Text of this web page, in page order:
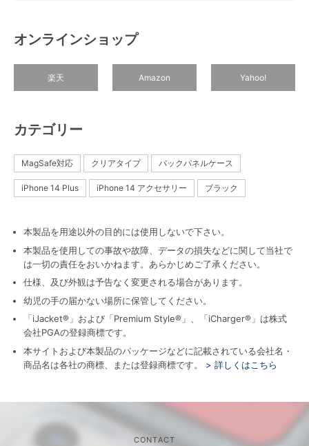
オンラインショップ
楽天 Amazon Yahoo!
カテゴリー
MagSafe対応 クリアタイプ バックパネルケース
iPhone 14 Plus iPhone 14 アクセサリー ブラック
本製品を用途以外の目的には使用しないで下さい。
本製品を使用しての事故や故障、データの損失などに関して当社で
は一切の責任をおいかねます。あらかじめご了承ください。
仕様、及び外観は予告なく変更される場合があります。
幼児の手の届かない場所に保管してください。
「iJacket®」および「Premium Style®」、「iCharger®」は株式
会社PGAの登録商標です。
本サイトおよび本製品のパッケージなどに記載されている会社名・
商品名は各社の商標、または登録商標です。
> 詳しくはこちら
CONTACT